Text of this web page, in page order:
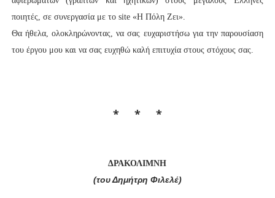
ποιητές, σε συνεργασία με το site «Η Πόλη Ζει».
Θα ήθελα, ολοκληρώνοντας, να σας ευχαριστήσω για την παρουσίαση
του έργου μου και να σας ευχηθώ καλή επιτυχία στους στόχους σας.
* * *
ΔΡΑΚΟΛΙΜΝΗ
(του Δημήτρη Φιλελέ)